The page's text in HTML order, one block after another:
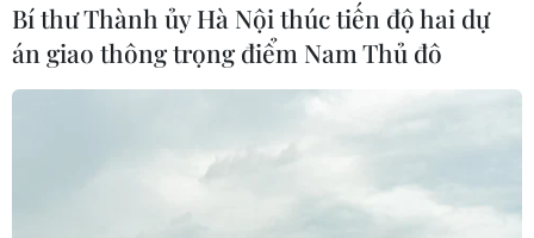
Bí thư Thành ủy Hà Nội thúc tiến độ hai dự
án giao thông trọng điểm Nam Thủ đô